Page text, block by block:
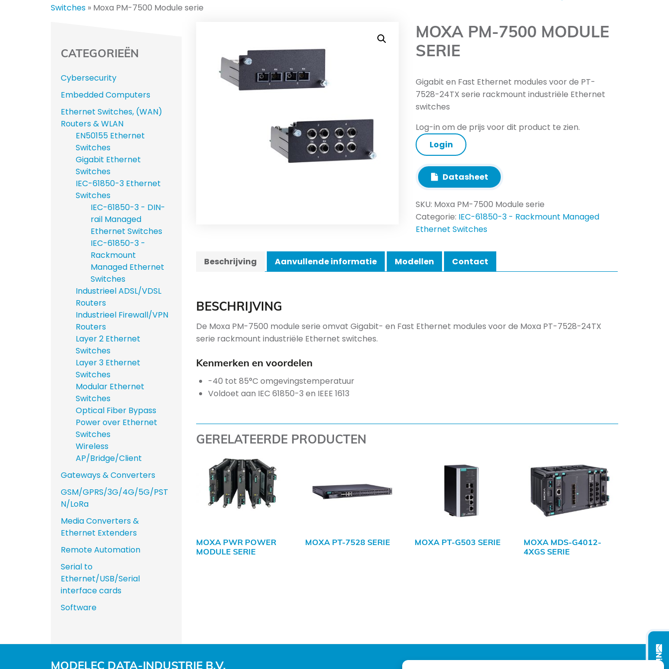
Switches » Moxa PM-7500 Module serie
MOXA PM-7500 MODULE
SERIE
Gigabit en Fast Ethernet modules voor de PT-
7528-24TX serie rackmount industriële Ethernet
switches
Log-in om de prijs voor dit product te zien.
Login
Datasheet
SKU: Moxa PM-7500 Module serie
Categorie: IEC-61850-3 - Rackmount Managed
Ethernet Switches
Beschrijving Aanvullende informatie Modellen Contact
BESCHRIJVING
De Moxa PM-7500 module serie omvat Gigabit- en Fast Ethernet modules voor de Moxa PT-7528-24TX
serie rackmount industriële Ethernet switches.
Kenmerken en voordelen
-40 tot 85°C omgevingstemperatuur
Voldoet aan IEC 61850-3 en IEEE 1613
GERELATEERDE PRODUCTEN
MOXA PWR POWER
MODULE SERIE
MOXA PT-7528 SERIE MOXA PT-G503 SERIE
MOXA MDS-G4012-
4XGS SERIE
CATEGORIEËN
Cybersecurity
Embedded Computers
Ethernet Switches, (WAN)
Routers & WLAN
EN50155 Ethernet
Switches
Gigabit Ethernet
Switches
IEC-61850-3 Ethernet
Switches
IEC-61850-3 - DIN-
rail Managed
Ethernet Switches
IEC-61850-3 -
Rackmount
Managed Ethernet
Switches
Industrieel ADSL/VDSL
Routers
Industrieel Firewall/VPN
Routers
Layer 2 Ethernet
Switches
Layer 3 Ethernet
Switches
Modular Ethernet
Switches
Optical Fiber Bypass
Power over Ethernet
Switches
Wireless
AP/Bridge/Client
Gateways & Converters
GSM/GPRS/3G/4G/5G/PST
N/LoRa
Media Converters &
Ethernet Extenders
Remote Automation
Serial to
Ethernet/USB/Serial
interface cards
Software
MODELEC DATA-INDUSTRIE B.V.